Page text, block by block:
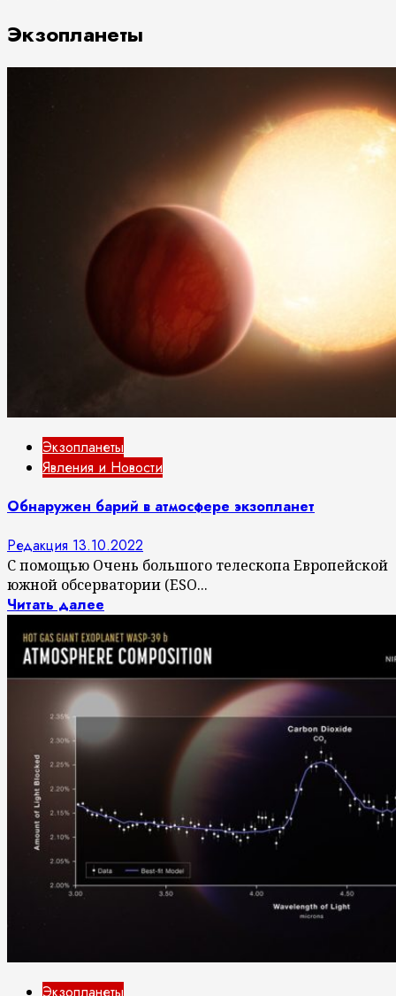
Экзопланеты
Экзопланеты
Явления и Новости
Обнаружен барий в атмосфере экзопланет
Редакция 13.10.2022
С помощью Очень большого телескопа Европейской
южной обсерватории (ESO...
Читать далее